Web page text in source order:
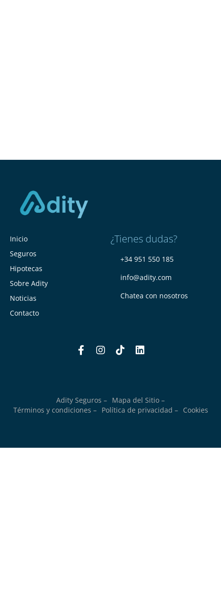
Inicio
Seguros
Hipotecas
Sobre Adity
Noticias
Contacto
¿Tienes dudas?
+34 951 550 185
info@adity.com
Chatea con nosotros
Adity Seguros – Mapa del Sitio –
Términos y condiciones –
Política de privacidad – Cookies